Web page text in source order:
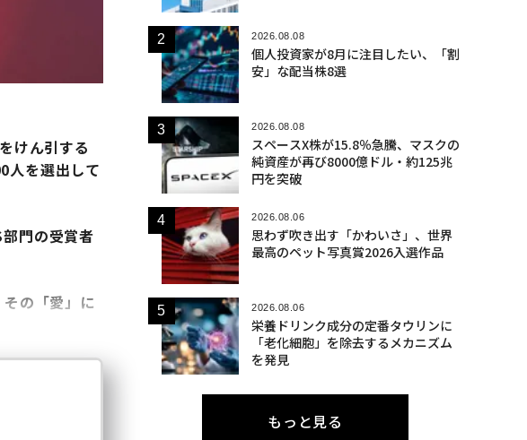
けん引する
人を選出して
門の受賞者
の「愛」に
2026.08.08
個人投資家が8月に注目したい、「割
安」な配当株8選
2026.08.08
スペースX株が15.8％急騰、マスクの
純資産が再び8000億ドル・約125兆
円を突破
2026.08.06
思わず吹き出す「かわいさ」、世界
最高のペット写真賞2026入選作品
2026.08.06
栄養ドリンク成分の定番タウリンに
「老化細胞」を除去するメカニズム
を発見
もっと見る